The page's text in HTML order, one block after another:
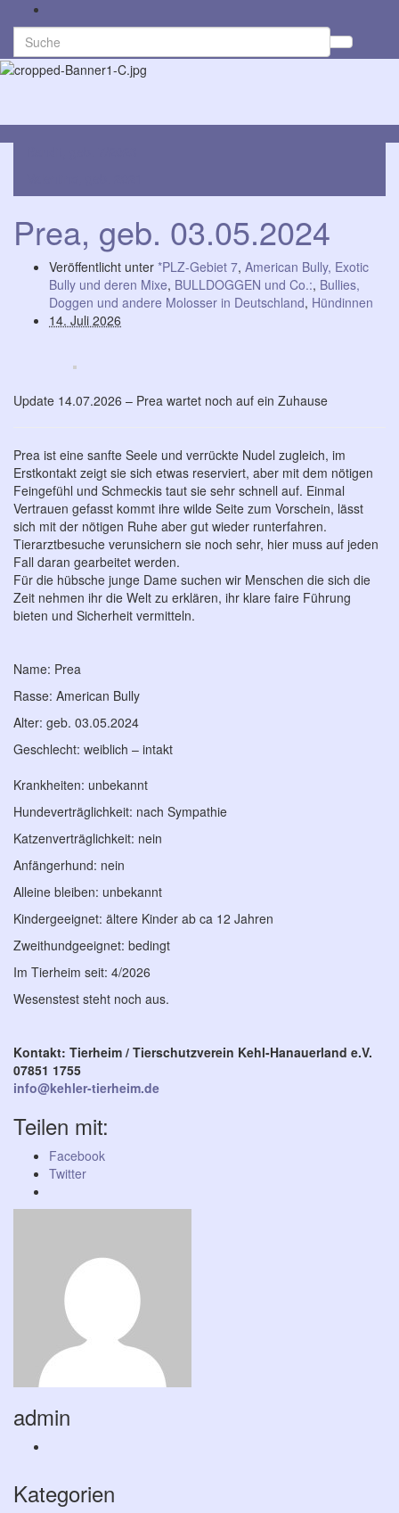
Search
for:
Prea, geb. 03.05.2024
Veröffentlicht unter *PLZ-Gebiet 7, American Bully, Exotic
Bully und deren Mixe, BULLDOGGEN und Co.:, Bullies,
Doggen und andere Molosser in Deutschland, Hündinnen
14. Juli 2026
Update 14.07.2026 – Prea wartet noch auf ein Zuhause
Prea ist eine sanfte Seele und verrückte Nudel zugleich, im
Erstkontakt zeigt sie sich etwas reserviert, aber mit dem nötigen
Feingefühl und Schmeckis taut sie sehr schnell auf. Einmal
Vertrauen gefasst kommt ihre wilde Seite zum Vorschein, lässt
sich mit der nötigen Ruhe aber gut wieder runterfahren.
Tierarztbesuche verunsichern sie noch sehr, hier muss auf jeden
Fall daran gearbeitet werden.
Für die hübsche junge Dame suchen wir Menschen die sich die
Zeit nehmen ihr die Welt zu erklären, ihr klare faire Führung
bieten und Sicherheit vermitteln.
Name: Prea
Rasse: American Bully
Alter: geb. 03.05.2024
Geschlecht: weiblich – intakt
Krankheiten: unbekannt
Hundeverträglichkeit: nach Sympathie
Katzenverträglichkeit: nein
Anfängerhund: nein
Alleine bleiben: unbekannt
Kindergeeignet: ältere Kinder ab ca 12 Jahren
Zweithundgeeignet: bedingt
Im Tierheim seit: 4/2026
Wesenstest steht noch aus.
Kontakt: Tierheim / Tierschutzverein Kehl-Hanauerland e.V.
07851 1755
info@kehler-tierheim.de
Teilen mit:
Facebook
Twitter
admin
Kategorien